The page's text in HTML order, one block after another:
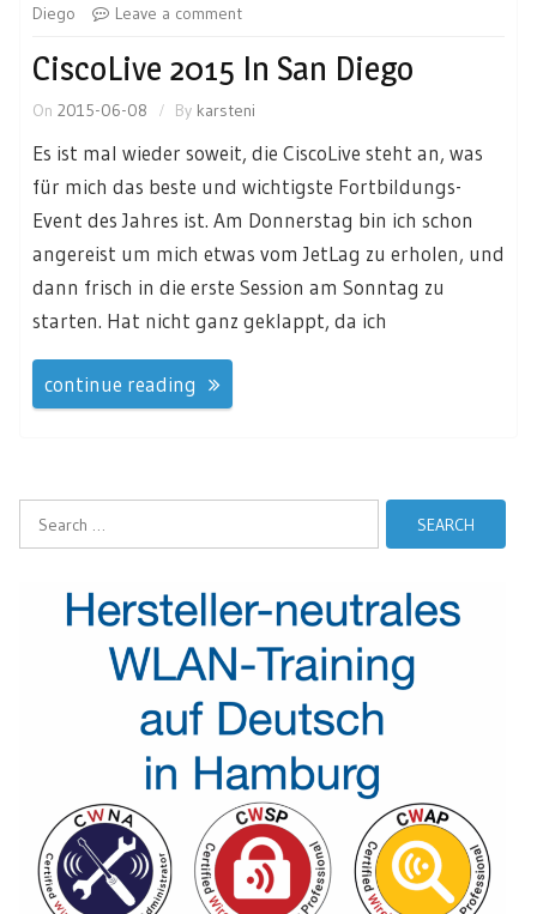
Diego
Leave a comment
CiscoLive 2015 In San Diego
On 2015-06-08 By karsteni
Es ist mal wieder soweit, die CiscoLive steht an, was
für mich das beste und wichtigste Fortbildungs-
Event des Jahres ist. Am Donnerstag bin ich schon
angereist um mich etwas vom JetLag zu erholen, und
dann frisch in die erste Session am Sonntag zu
starten. Hat nicht ganz geklappt, da ich
continue reading